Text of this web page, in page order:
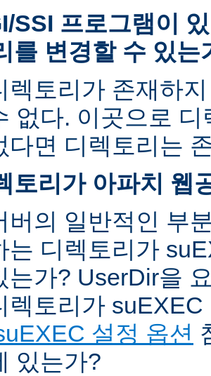
SSI 프로그램이
를 변경할 수 있는
렉토리가 존재하
없다. 이곳으로
다면 디렉토리는
토리가 아파치 웹
버의 일반적인 부
는 디렉토리가
는가? UserDir을
렉토리가
설정 옵션
있는가?